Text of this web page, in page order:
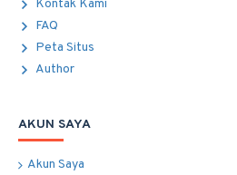
Kontak Kami
FAQ
Peta Situs
Author
AKUN SAYA
Akun Saya